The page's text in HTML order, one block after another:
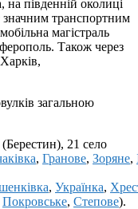
на південній околиці
значним транспортним
магістраль
Також через
загальною
21 село
, Гранове, Зоряне,
, Українка,
Покровське, Степове).